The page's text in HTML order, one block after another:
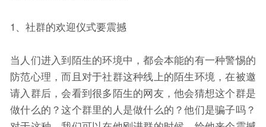
1、社群的欢迎仪式要震撼
当人们进入到陌生的环境中，都会本能的有一种警惕的
防范心理，而且对于社群这种线上的陌生环境，在被邀
请入群后，会看到很多陌生的网友，他会猜想这个群是
做什么的？这个群里的人是做什么的？他们是骗子吗？